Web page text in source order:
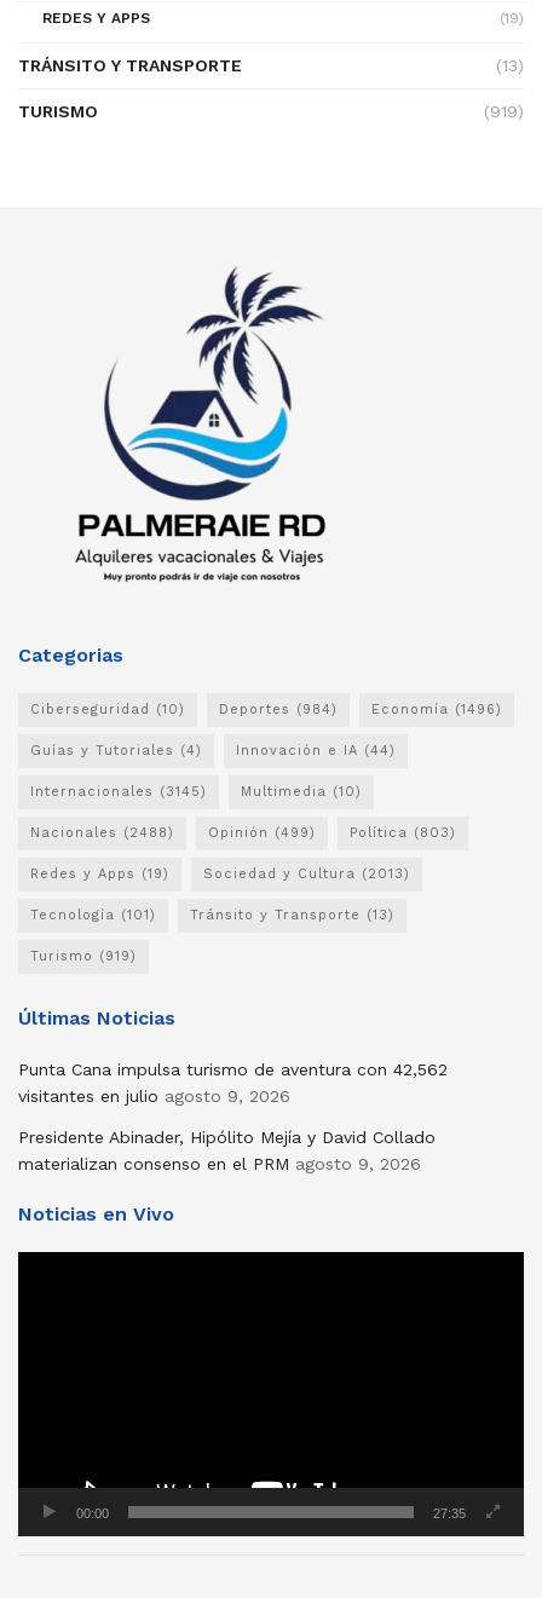
REDES Y APPS
(19)
TRÁNSITO Y TRANSPORTE (13)
TURISMO (919)
Categorias
Ciberseguridad (10) Deportes (984) Economía (1496)
Guías y Tutoriales (4) Innovación e IA (44)
Internacionales (3145) Multimedia (10)
Nacionales (2488) Opinión (499) Política (803)
Redes y Apps (19) Sociedad y Cultura (2013)
Tecnología (101) Tránsito y Transporte (13)
Turismo (919)
Últimas Noticias
Punta Cana impulsa turismo de aventura con 42,562
visitantes en julio agosto 9, 2026
Presidente Abinader, Hipólito Mejía y David Collado
materializan consenso en el PRM agosto 9, 2026
Noticias en Vivo
00:00 27:35